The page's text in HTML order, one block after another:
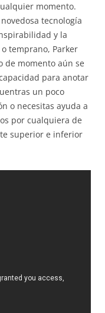
momento.
tecnología
y la
temprano, Parker
de momento aún se
para anotar
un poco
o necesitas ayuda a
por cualquiera de
superior e inferior